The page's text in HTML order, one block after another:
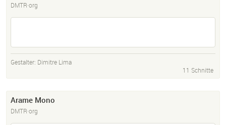
DMTR·org
Gestalter: Dimitre Lima
11 Schnitte
Arame Mono
DMTR·org